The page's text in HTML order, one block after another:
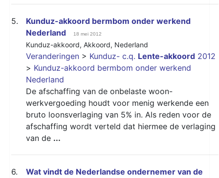
5.
Kunduz-akkoord bermbom onder werkend
Nederland
18 mei 2012
Kunduz-akkoord, Akkoord, Nederland
Veranderingen > Kunduz- c.q. Lente-akkoord 2012
> Kunduz-akkoord bermbom onder werkend
Nederland
De afschaffing van de onbelaste woon-
werkvergoeding houdt voor menig werkende een
bruto loonsverlaging van 5% in. Als reden voor de
afschaffing wordt verteld dat hiermee de verlaging
van de ...
6.
Wat vindt de Nederlandse ondernemer van de